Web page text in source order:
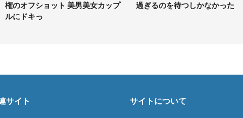
権のオフショット 美男美女カップ
ルにドキっ
過ぎるのを待つしかなかった
サイト サイトについて